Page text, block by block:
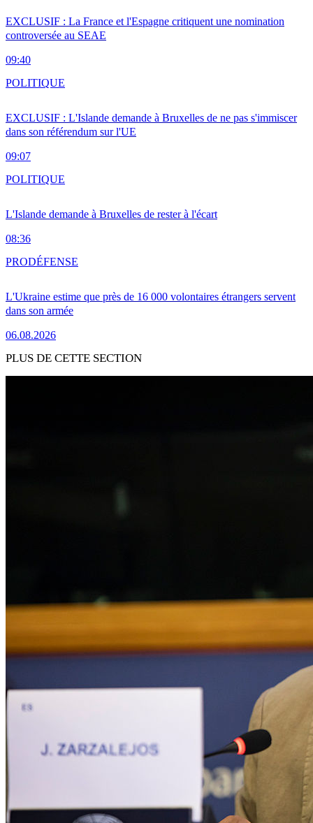
EXCLUSIF : La France et l'Espagne critiquent une nomination
controversée au SEAE
09:40
EXCLUSIF : L'Islande demande à Bruxelles de ne pas s'immiscer
dans son référendum sur l'UE
09:07
POLITIQUE
L'Islande demande à Bruxelles de rester à l'écart
08:36
POLITIQUE
L'Ukraine estime que près de 16 000 volontaires étrangers servent
dans son armée
06.08.2026
PRODÉFENSE
PLUS DE CETTE SECTION